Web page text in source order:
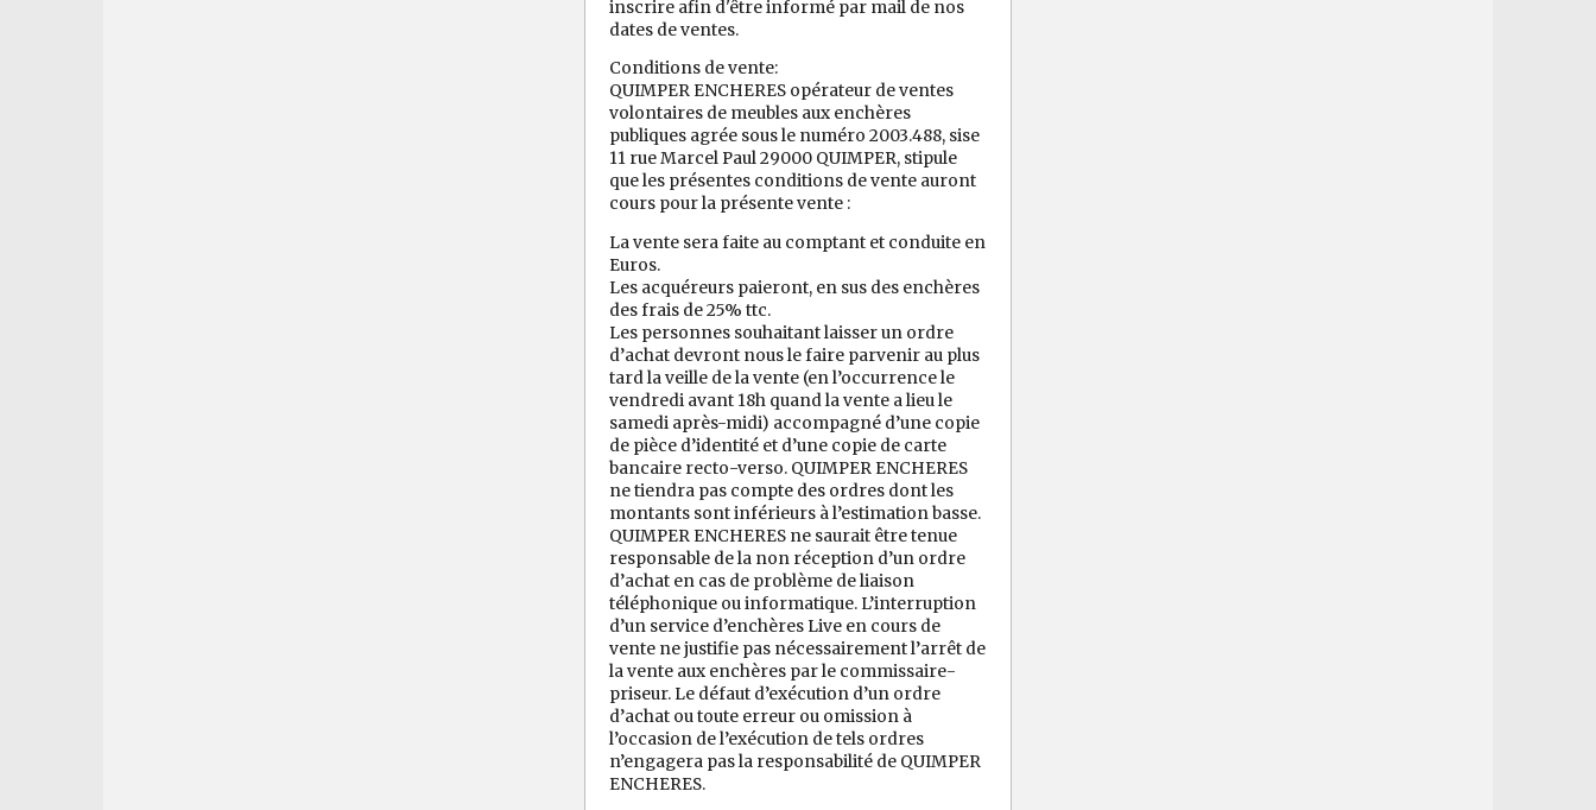
inscrire afin d'être informé par mail de nos
dates de ventes.
Conditions de vente:
QUIMPER ENCHERES opérateur de ventes
volontaires de meubles aux enchères
publiques agrée sous le numéro 2003.488, sise
11 rue Marcel Paul 29000 QUIMPER, stipule
que les présentes conditions de vente auront
cours pour la présente vente :
La vente sera faite au comptant et conduite en
Euros.
Les acquéreurs paieront, en sus des enchères
des frais de 25% ttc.
Les personnes souhaitant laisser un ordre
d’achat devront nous le faire parvenir au plus
tard la veille de la vente (en l’occurrence le
vendredi avant 18h quand la vente a lieu le
samedi après-midi) accompagné d’une copie
de pièce d’identité et d’une copie de carte
bancaire recto-verso. QUIMPER ENCHERES
ne tiendra pas compte des ordres dont les
montants sont inférieurs à l’estimation basse.
QUIMPER ENCHERES ne saurait être tenue
responsable de la non réception d’un ordre
d’achat en cas de problème de liaison
téléphonique ou informatique. L’interruption
d’un service d’enchères Live en cours de
vente ne justifie pas nécessairement l’arrêt de
la vente aux enchères par le commissaire-
priseur. Le défaut d’exécution d’un ordre
d’achat ou toute erreur ou omission à
l’occasion de l’exécution de tels ordres
n’engagera pas la responsabilité de QUIMPER
ENCHERES.